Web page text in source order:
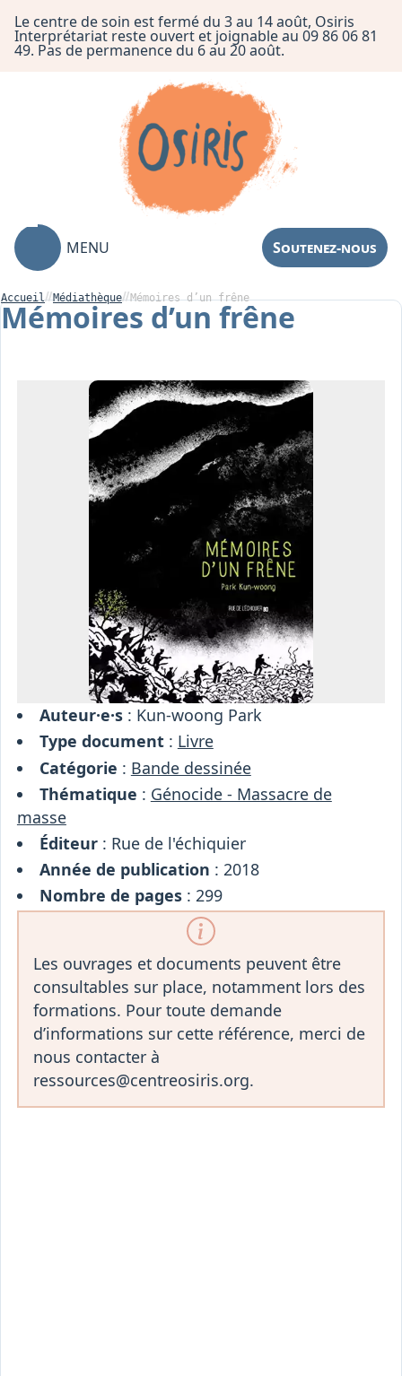
Le centre de soin est fermé du 3 au 14 août, Osiris
Interprétariat reste ouvert et joignable au 09 86 06 81
49. Pas de permanence du 6 au 20 août.
MENU Soutenez-nous
Centre de Soin
Interprétariat
Ressources
Accueil Médiathèque Mémoires d’un frêne
Mémoires d’un frêne
Auteur·e·s: Kun-woong Park
Type document: Livre
Catégorie : Bande dessinée
Thématique : Génocide - Massacre de
masse
Éditeur: Rue de l'échiquier
Année de publication : 2018
Nombre de pages: 299
Les ouvrages et documents peuvent être
consultables sur place, notamment lors des
formations. Pour toute demande
d’informations sur cette référence, merci de
nous contacter à
ressources@centreosiris.org.